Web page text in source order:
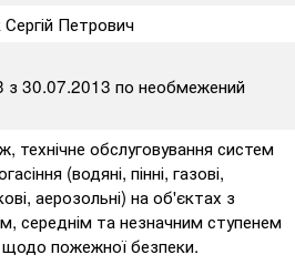
Петрович
з 30.07.2013 по необмежений
технічне обслуговування систем
(водяні, пінні, газові,
аерозольні) на об'єктах з
середнім та незначним ступенем
щодо пожежної безпеки.